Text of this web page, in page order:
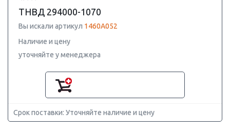
ТНВД 294000-1070
Вы искали артикул 1460A052
Наличие и цену
уточняйте у менеджера
Срок поставки: Уточняйте наличие и цену